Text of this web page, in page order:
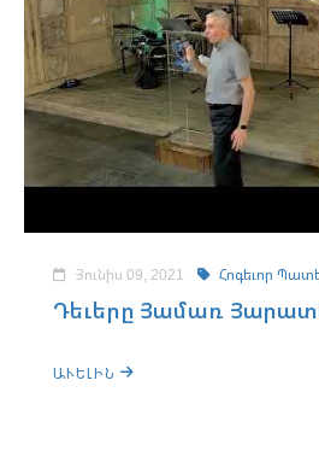
Յունիս 09, 2021 Հոգեւոր
Դեւերը Յամառ
ԱՒԵԼԻՆ